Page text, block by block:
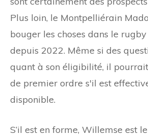
Plus loin, le Montpelliérain
bouger les choses dans le
depuis 2022. Même si des
quant à son éligibilité, il
de premier ordre s'il est
disponible.
S’il est en forme, Willemse est